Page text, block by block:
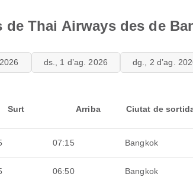
Thai Airways des de
ds., 1 d’ag. 2026 dg., 2 d’ag.
Surt Arriba Ciutat de
07:15 Bangkok
06:50 Bangkok